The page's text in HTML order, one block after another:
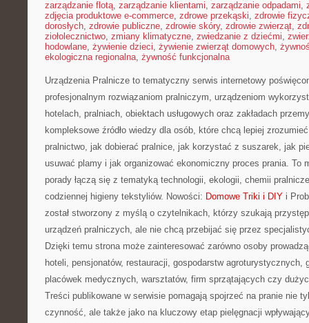
zarządzanie flotą, zarządzanie klientami, zarządzanie odpadami,
zdjęcia produktowe e-commerce, zdrowe przekąski, zdrowie
dorosłych, zdrowie publiczne, zdrowie skóry, zdrowie zwierząt,
ziołolecznictwo, zmiany klimatyczne, zwiedzanie z dziećmi,
hodowlane, żywienie dzieci, żywienie zwierząt domowych,
ekologiczna regionalna, żywność funkcjonalna
Urządzenia Pralnicze to tematyczny serwis internetowy
profesjonalnym rozwiązaniom pralniczym, urządzeniom
hotelach, pralniach, obiektach usługowych oraz zakładach
kompleksowe źródło wiedzy dla osób, które chcą lepiej
pralnictwo, jak dobierać pralnice, jak korzystać z suszarek, jak
usuwać plamy i jak organizować ekonomiczny proces prania. To
porady łączą się z tematyką technologii, ekologii, chemii
codziennej higieny tekstyliów. Nowości: Domowe Triki i DIY i
został stworzony z myślą o czytelnikach, którzy szukają
urządzeń pralniczych, ale nie chcą przebijać się przez
Dzięki temu strona może zainteresować zarówno osoby
hoteli, pensjonatów, restauracji, gospodarstw agroturystycznych,
placówek medycznych, warsztatów, firm sprzątających czy
Treści publikowane w serwisie pomagają spojrzeć na pranie nie
czynność, ale także jako na kluczowy etap pielęgnacji